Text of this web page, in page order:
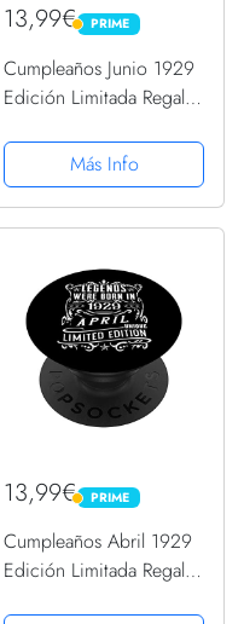
13,99€ PRIME
PRIME
Cumpleaños Junio 1929
Edición Limitada Regalo
PopGrip Intercambiable
Más Info
13,99€ PRIME
PRIME
Cumpleaños Abril 1929
Edición Limitada Regalo